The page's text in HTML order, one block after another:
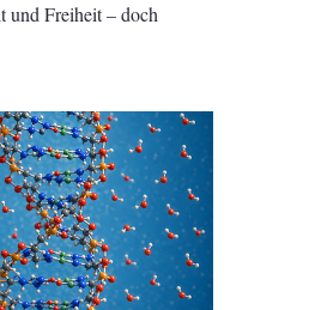
und Freiheit – doch